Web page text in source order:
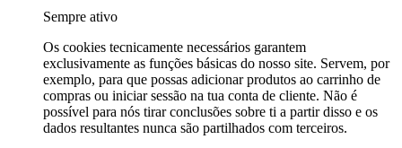
Sempre ativo
Os cookies tecnicamente necessários garantem
exclusivamente as funções básicas do nosso site. Servem, por
exemplo, para que possas adicionar produtos ao carrinho de
compras ou iniciar sessão na tua conta de cliente. Não é
possível para nós tirar conclusões sobre ti a partir disso e os
dados resultantes nunca são partilhados com terceiros.